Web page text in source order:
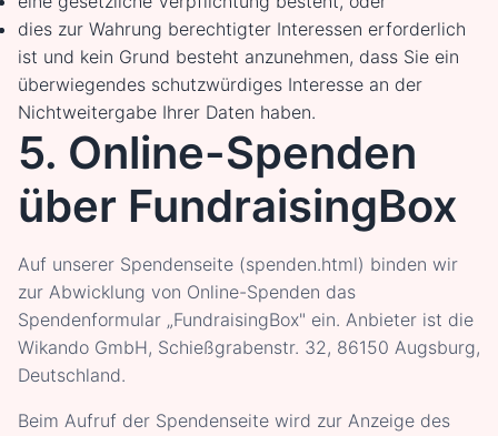
dies zur Wahrung berechtigter Interessen erforderlich
ist und kein Grund besteht anzunehmen, dass Sie ein
überwiegendes schutzwürdiges Interesse an der
Nichtweitergabe Ihrer Daten haben.
5. Online-Spenden
über FundraisingBox
Auf unserer Spendenseite (spenden.html) binden wir
zur Abwicklung von Online-Spenden das
Spendenformular „FundraisingBox" ein. Anbieter ist die
Wikando GmbH, Schießgrabenstr. 32, 86150 Augsburg,
Deutschland.
Beim Aufruf der Spendenseite wird zur Anzeige des